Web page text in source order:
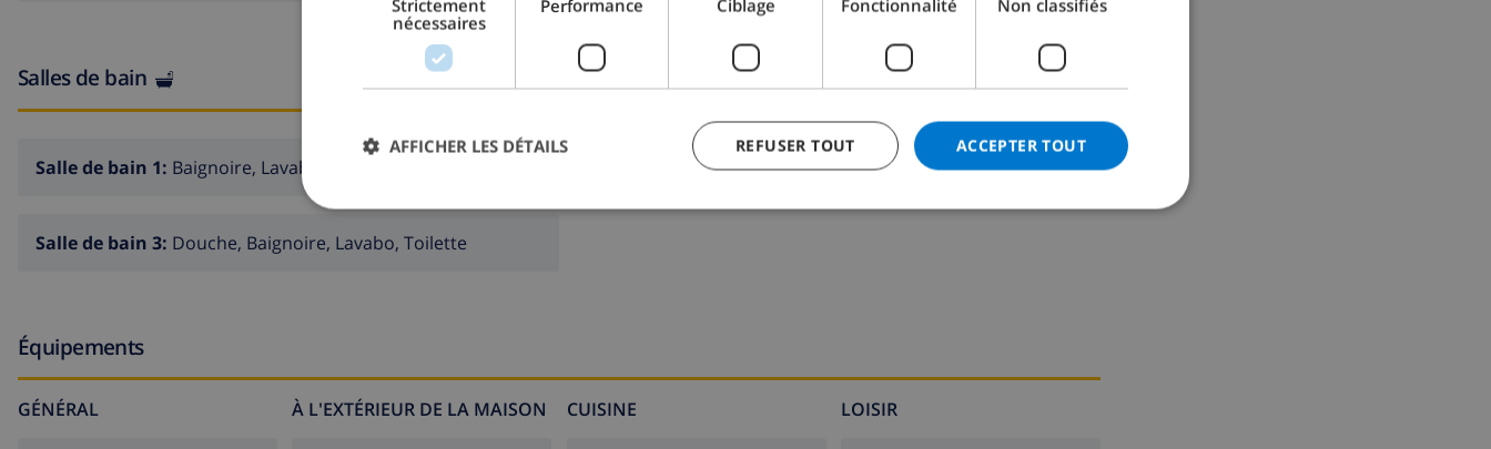
Salles de bain
Salle de bain 1: Baignoire, Lavabo, Toilette Salle de bain 2:Douche, Lavabo, Toilette
Salle de bain 3: Douche, Baignoire, Lavabo, Toilette
Équipements
GÉNÉRAL À L'EXTÉRIEUR DE LA MAISON CUISINE LOISIR
CATALAN
DANISH
Strictement
nécessaires
Performance Ciblage Fonctionnalité Non classifiés
ACCEPTER TOUT
REFUSER TOUT
AFFICHER LES DÉTAILS